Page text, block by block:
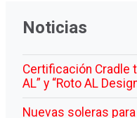
Noticias
Certificación Cradle
AL” y “Roto AL
Nuevas soleras